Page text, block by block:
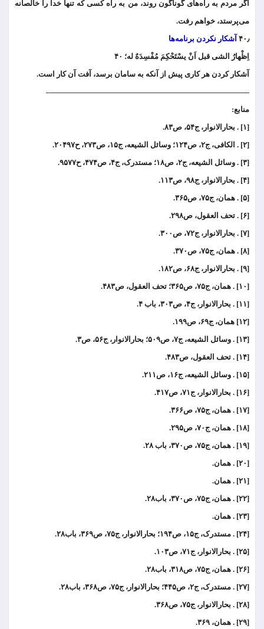
اگر مردم به راه‌های گوناگون روند، من به راه کسی که تنها خدا را خالصانه
می‌پرستد، خواهم رفت.
۴۰٫ آشکار نکردن برنامه‌ها
اِظْهارُ الشی قبل اَنْ یسْتَحْکِمَ مُفْسِدَهٌ له؛ ۴۰
آشکار کردن هر کاری پیش از آنکه به سامان برسد، آفت آن کار است.
——————————————————————————–
منابع:
[۱] . بحارالانوار، ج۵۴، ص۸۳.
[۲] . الکافی، ج۲، ص۱۲۴؛ وسائل الشیعه، ج۱۵، ص۲۷۳، ح۲۰۴۹۷.
[۳] . وسائل الشیعه، ج۲، ص۱۸؛ مستدرک، ج۴، ص۴۷۴، ح۹۵۷۷.
[۴] . بحارالانوار، ج۹۸، ص۱۱۳.
[۵] . همان، ج۷۵، ص۳۶۵.
[۶] . تحف العقول، ص۲۹۸.
[۷] . بحارالانوار، ج۷۲، ص۳۰۰.
[۸] . همان، ج۷۵، ص۳۷۰.
[۹] . بحارالانوار، ج۶۸، ص۱۸۲.
[۱۰] . همان، ج۷۵، ص۳۶۵؛ تحف العقول، ص۴۸۳.
[۱۱] . بحارالانوار، ج۴، ص۳۰۳، باب ۴.
[۱۲] همان، ج۶۹، ص۱۹۹.
[۱۳] . وسائل الشیعه، ج۷، ص۵۰۹؛ بحارالانوار، ج۵۶، ص۳.
[۱۴] . تحف العقول، ص۴۸۳.
[۱۵] . وسائل الشیعه، ج۱۶، ص۲۱۱.
[۱۶] . بحارالانوار، ج۷۱، ص۴۱۷.
[۱۷] . همان، ج۷۵، ص۳۶۶.
[۱۸] . همان، ج۷۰، ص۲۹۵.
[۱۹] . همان، ج۷۵، ص۳۷۰، باب ۲۸.
[۲۰] . همان.
[۲۱] . همان.
[۲۲] . همان، ج۷۵، ص۳۷۰، باب۲۸.
[۲۳] . همان.
[۲۴] . مستدرک، ج۱۵، ص۱۹۴؛ بحارالانوار، ج۷۵، ص۳۶۹، باب۲۸.
[۲۵] . بحارالانوار، ج۷۱، ص۱۰۳.
[۲۶] . همان، ج۷۵، ص۳۱۸، باب۲۸.
[۲۷] . مستدرک، ج۲، ص۴۴۵؛ بحارالانوار، ج۷۵، ص۳۶۸، باب۲۸.
[۲۸] . بحارالانوار، ج۷۵، ص۳۶۸.
[۲۹] . همان، ۳۶۹.